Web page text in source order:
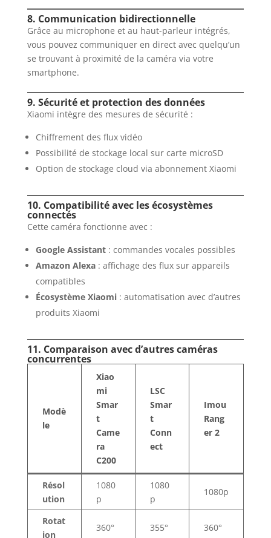
8. Communication bidirectionnelle
Grâce au microphone et au haut-parleur intégrés,
vous pouvez communiquer en direct avec quelqu’un
se trouvant à proximité de la caméra via votre
smartphone.
9. Sécurité et protection des données
Xiaomi intègre des mesures de sécurité :
Chiffrement des flux vidéo
Possibilité de stockage local sur carte microSD
Option de stockage cloud via abonnement Xiaomi
10. Compatibilité avec les écosystèmes
connectés
Cette caméra fonctionne avec :
Google Assistant: commandes vocales possibles
Amazon Alexa: affichage des flux sur appareils
compatibles
Écosystème Xiaomi: automatisation avec d’autres
produits Xiaomi
11. Comparaison avec d’autres caméras
concurrentes
Modè
le
Xiao
mi
Smar
t
Came
ra
C200
LSC
Smar
t
Conn
ect
Imou
Rang
er 2
Résol
ution
1080
p
1080
p
1080p
Rotat
ion
360° 355° 360°